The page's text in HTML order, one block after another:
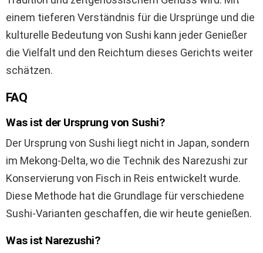
einem tieferen Verständnis für die Ursprünge und die
kulturelle Bedeutung von Sushi kann jeder Genießer
die Vielfalt und den Reichtum dieses Gerichts weiter
schätzen.
FAQ
Was ist der Ursprung von Sushi?
Der Ursprung von Sushi liegt nicht in Japan, sondern
im Mekong-Delta, wo die Technik des Narezushi zur
Konservierung von Fisch in Reis entwickelt wurde.
Diese Methode hat die Grundlage für verschiedene
Sushi-Varianten geschaffen, die wir heute genießen.
Was ist Narezushi?